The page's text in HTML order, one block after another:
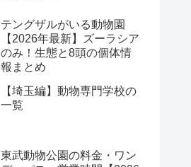
テングザルがいる動物園
【2026年最新】ズーラシア
のみ！生態と8頭の個体情
報まとめ
【埼玉編】動物専門学校の
一覧
東武動物公園の料金・ワン